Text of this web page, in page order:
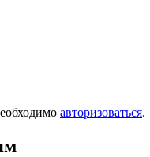
авторизоваться.